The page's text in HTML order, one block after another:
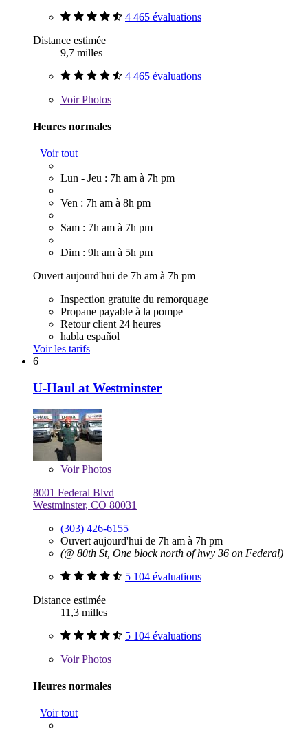
4 465 évaluations
Distance estimée
9,7 milles
4 465 évaluations
VoirPhotos
Heures normales
Voir tout
Lun - Jeu : 7h am à 7h pm
Ven : 7h am à 8h pm
Sam : 7h am à 7h pm
Dim : 9h am à 5h pm
Ouvert aujourd'hui de 7h am à 7h pm
Inspection gratuite du remorquage
Propane payable à la pompe
Retour client 24 heures
habla español
Voir les tarifs
6
U-Haul at Westminster
VoirPhotos
8001 Federal Blvd
Westminster, CO 80031
(303) 426-6155
Ouvert aujourd'hui de 7h am à 7h pm
(@ 80th St, One block north of hwy 36 on Federal)
5 104 évaluations
Distance estimée
11,3 milles
5 104 évaluations
VoirPhotos
Heures normales
Voir tout